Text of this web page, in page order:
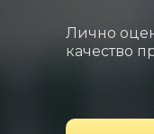
Лично
качество